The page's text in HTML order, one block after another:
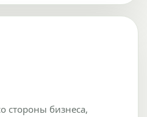
стороны бизнеса,